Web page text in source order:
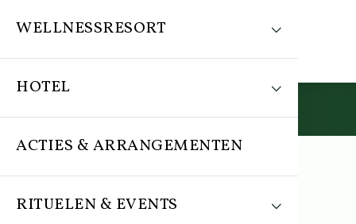
WELLNESSRESORT
HOTEL
ACTIES & ARRANGEMENTEN
RITUELEN & EVENTS